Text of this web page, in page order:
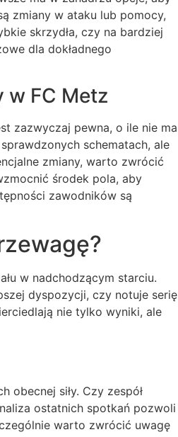
zmiany w ataku lub pomocy,
skrzydła, czy na bardziej
dla dokładnego
w FC Metz
zazwyczaj pewna, o ile nie ma
schematach, ale
zmiany, warto zwrócić
środek pola, aby
zawodników są
w nadchodzącym starciu.
dyspozycji, czy notuje serię
nie tylko wyniki, ale
obecnej siły. Czy zespół
ostatnich spotkań pozwoli
warto zwrócić uwagę